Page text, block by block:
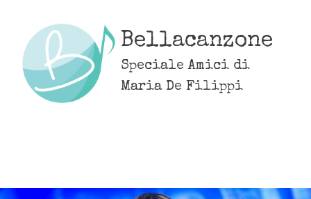
content
Bellacanzone
Speciale Amici di
Maria De Filippi